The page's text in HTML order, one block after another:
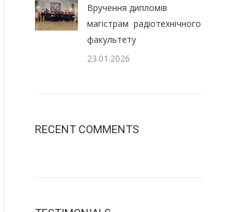
Вручення дипломів
магістрам радіотехнічного
факультету
23.01.2026
RECENT COMMENTS